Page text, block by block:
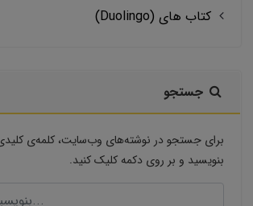
کتاب های (Duolingo)
جستجو
برای جستجو در نوشته‌های وب‌سایت، کلمه‌ی
بنویسید و بر روی دکمه کلیک کنید.